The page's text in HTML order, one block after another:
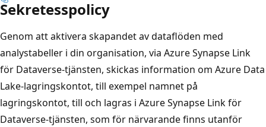
Sekretesspolicy
Genom att aktivera skapandet av dataflöden med
analystabeller i din organisation, via Azure Synapse Link
för Dataverse-tjänsten, skickas information om Azure Data
Lake-lagringskontot, till exempel namnet på
lagringskontot, till och lagras i Azure Synapse Link för
Dataverse-tjänsten, som för närvarande finns utanför